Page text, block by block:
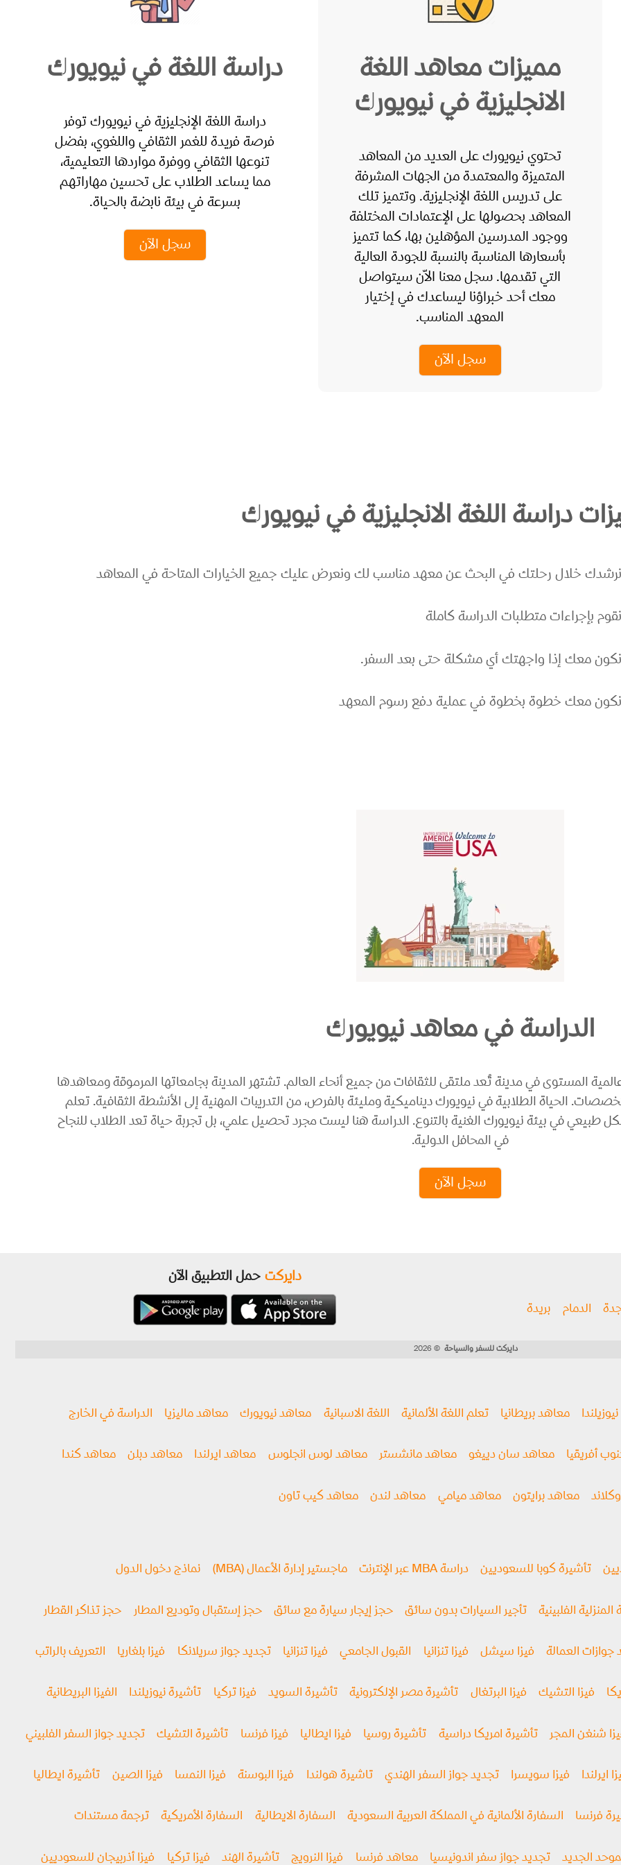
مميزات معاهد اللغة
الانجليزية في نيويورك
تحتوي نيويورك على العديد من المعاهد
المتميزة والمعتمدة من الجهات المشرفة
على تدريس اللغة الإنجليزية. وتتميز تلك
المعاهد بحصولها على الإعتمادات المختلفة
ووجود المدرسين المؤهلين بها، كما تتميز
بأسعارها المناسبة بالنسبة للجودة العالية
التي تقدمها. سجل معنا الاّن سيتواصل
معك أحد خبراؤنا ليساعدك في إختيار
المعهد المناسب.
سجل الآن
دراسة اللغة في نيويورك
دراسة اللغة الإنجليزية في نيويورك توفر
فرصة فريدة للغمر الثقافي واللغوي، بفضل
تنوعها الثقافي ووفرة مواردها التعليمية،
مما يساعد الطلاب على تحسين مهاراتهم
بسرعة في بيئة نابضة بالحياة.
سجل الآن
دراسة اللغة الانجليزية في نيويورك
نرشدك خلال رحلتك في البحث عن معهد مناسب لك ونعرض عليك جميع الخيارات المتاحة في المعاهد
نقوم بإجراءات متطلبات الدراسة كاملة
نكون معك إذا واجهتك أي مشكلة حتى بعد السفر.
نكون معك خطوة بخطوة في عملية دفع رسوم المعهد
الدراسة في معاهد نيويورك
المستوى في مدينة تُعد ملتقى للثقافات من جميع أنحاء العالم. تشتهر المدينة بجامعاتها المرموقة ومعاهدها
الحياة الطلابية في نيويورك ديناميكية ومليئة بالفرص، من التدريبات المهنية إلى الأنشطة الثقافية. تعلم
طبيعي في بيئة نيويورك الغنية بالتنوع. الدراسة هنا ليست مجرد تحصيل علمي، بل تجربة حياة تعد الطلاب للنجاح
في المحافل الدولية.
سجل الآن
الدمام بريدة
دايركتحمل التطبيق الآن
دايركت للسفر والسياحة © 2026
معاهد بريطانيا تعلم اللغة الألمانية اللغة الاسبانية معاهد نيويورك معاهد ماليزيا الدراسة في الخارج
أفريقيا معاهد سان دييغو معاهد مانشستر معاهد لوس انجلوس معاهد ايرلندا معاهد دبلن معاهد كندا
معاهد برايتون معاهد ميامي معاهد لندن معاهد كيب تاون
تأشيرة كوبا للسعوديين دراسة MBA عبر الإنترنت ماجستير إدارة الأعمال (MBA) نماذج دخول الدول
المنزلية الفلبينية تأجير السيارات بدون سائق حجز إيجار سيارة مع سائق حجز إستقبال وتوديع المطار حجز تذاكر القطار
جوازات العمالة فيزا سيشل فيزا تنزانيا القبول الجامعي فيزا تنزانيا تجديد جواز سريلانكا فيزا بلغاريا التعريف بالراتب
فيزا التشيك فيزا البرتغال تأشيرة مصر الإلكترونية تأشيرة السويد فيزا تركيا تأشيرة نيوزيلندا الفيزا البريطانية
شنغن المجر تأشيرة امريكا دراسية تأشيرة روسيا فیزا ايطاليا فيزا فرنسا تأشيرة التشيك تجديد جواز السفر الفلبيني
ايرلندا فيزا سويسرا تجديد جواز السفر الهندي تاشيرة هولندا فيزا البوسنة فيزا النمسا فيزا الصين تأشيرة ايطاليا
فرنسا السفارة الألمانية في المملكة العربية السعودية السفارة الايطالية السفارة الأمريكية ترجمة مستندات
الجديد تجديد جواز سفر اندونيسيا معاهد فرنسا فيزا النرويج تأشيرة الهند فيزا تركيا فيزا أذربيجان للسعوديين